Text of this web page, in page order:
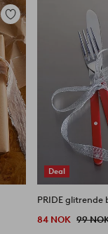
Legg
til
favoritter
Deal
PRIDE glitrende
84 NOK 99